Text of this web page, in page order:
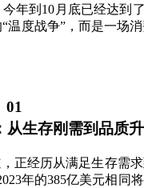
年到10月底已经达到
温度战争”，而是一场
01
从生存刚需到品质
正经历从满足生存需
年的385亿美元相同